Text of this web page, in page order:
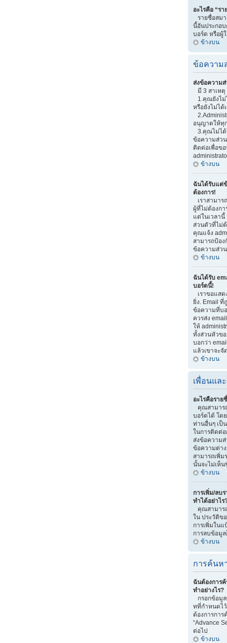
อะไรคือ “ร
รายชื่อสม
นี้อันประกอ
บอร์ด หรือผู้
ข้างบน
ข้อความ
ส่งข้อความ
มี 3 สาเหตุ
1.คุณยังไม่
หรือยังไม่ได้
อนุญาตให้ทุ
3.คุณไม่ไ
ข้อความส่ว
ติดต่อเพื่อข
ข้างบน
ฉันได้รับแต่
ต้องการ!
เราสามาร
ผู้ที่ไม่ต้องก
แต่ในเวลา
ส่วนตัวที่ไม่
คุณแจ้ง
สามารถป้อ
ข้อความส่ว
ข้างบน
ฉันได้รับ
บอร์ดนี้!
เราขอแสด
ยิ่ง. Email ที่
ข้อความที่บ
ควรส่ง
ให้
ทั้งส่วนหัวข
บอกว่า
แล้วเขาจะจั
ข้างบน
เพื่อนแล
อะไรคือรา
คุณสามาร
บอร์ดได้ โด
ท่านอื่นๆ เป็
ในการติดต่อ
ส่งข้อความ
ข้อความต่า
สามารถเพิ่
นั้นจะไม่เห็
ข้างบน
การเพิ่ม/ลบ
ทำได้อย่าไร
คุณสามาร
ใน ประวัติข
การเพิ่มใน
การลบข้อมูล
ข้างบน
การค้นห
ฉันต้องการ
ทำอย่างไร?
กรอกข้อมู
ทที่กำหนดไ
ต้องการการ
“Advance
ต่อไป
ข้างบน